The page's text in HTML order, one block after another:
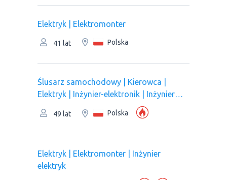
Elektryk | Elektromonter
41 lat Polska
Ślusarz samochodowy | Kierowca |
Elektryk | Inżynier-elektronik | Inżynier
49 lat Polska
Elektryk | Elektromonter | Inżynier
elektryk